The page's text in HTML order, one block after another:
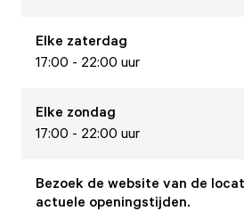
Elke zaterdag
17:00 - 22:00 uur
Elke zondag
17:00 - 22:00 uur
Bezoek de website van de
actuele openingstijden.